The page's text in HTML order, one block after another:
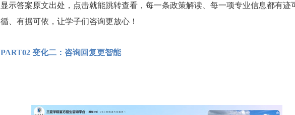
显示答案原文出处，点击就能跳转查看，每一条政策解读、每一项专业信息都有迹
循、有据可依，让学子们咨询更放心！
PART02 变化二：咨询回复更智能